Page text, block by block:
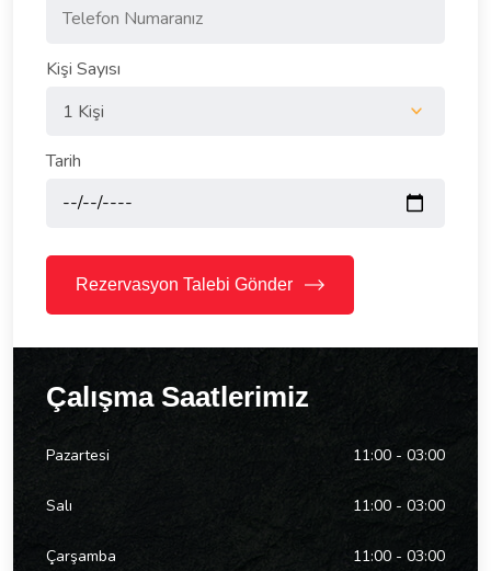
Kişi Sayısı
Tarih
Rezervasyon Talebi Gönder
Çalışma Saatlerimiz
Pazartesi 11:00 - 03:00
Salı 11:00 - 03:00
Çarşamba 11:00 - 03:00